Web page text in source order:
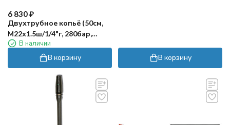
6 830₽
Двухтрубное копьё (50см,
М22х1.5ш/1/4"г, 280бар,
нерж, термо,
форсункодержатель) РА
В наличии
В корзину В корзину